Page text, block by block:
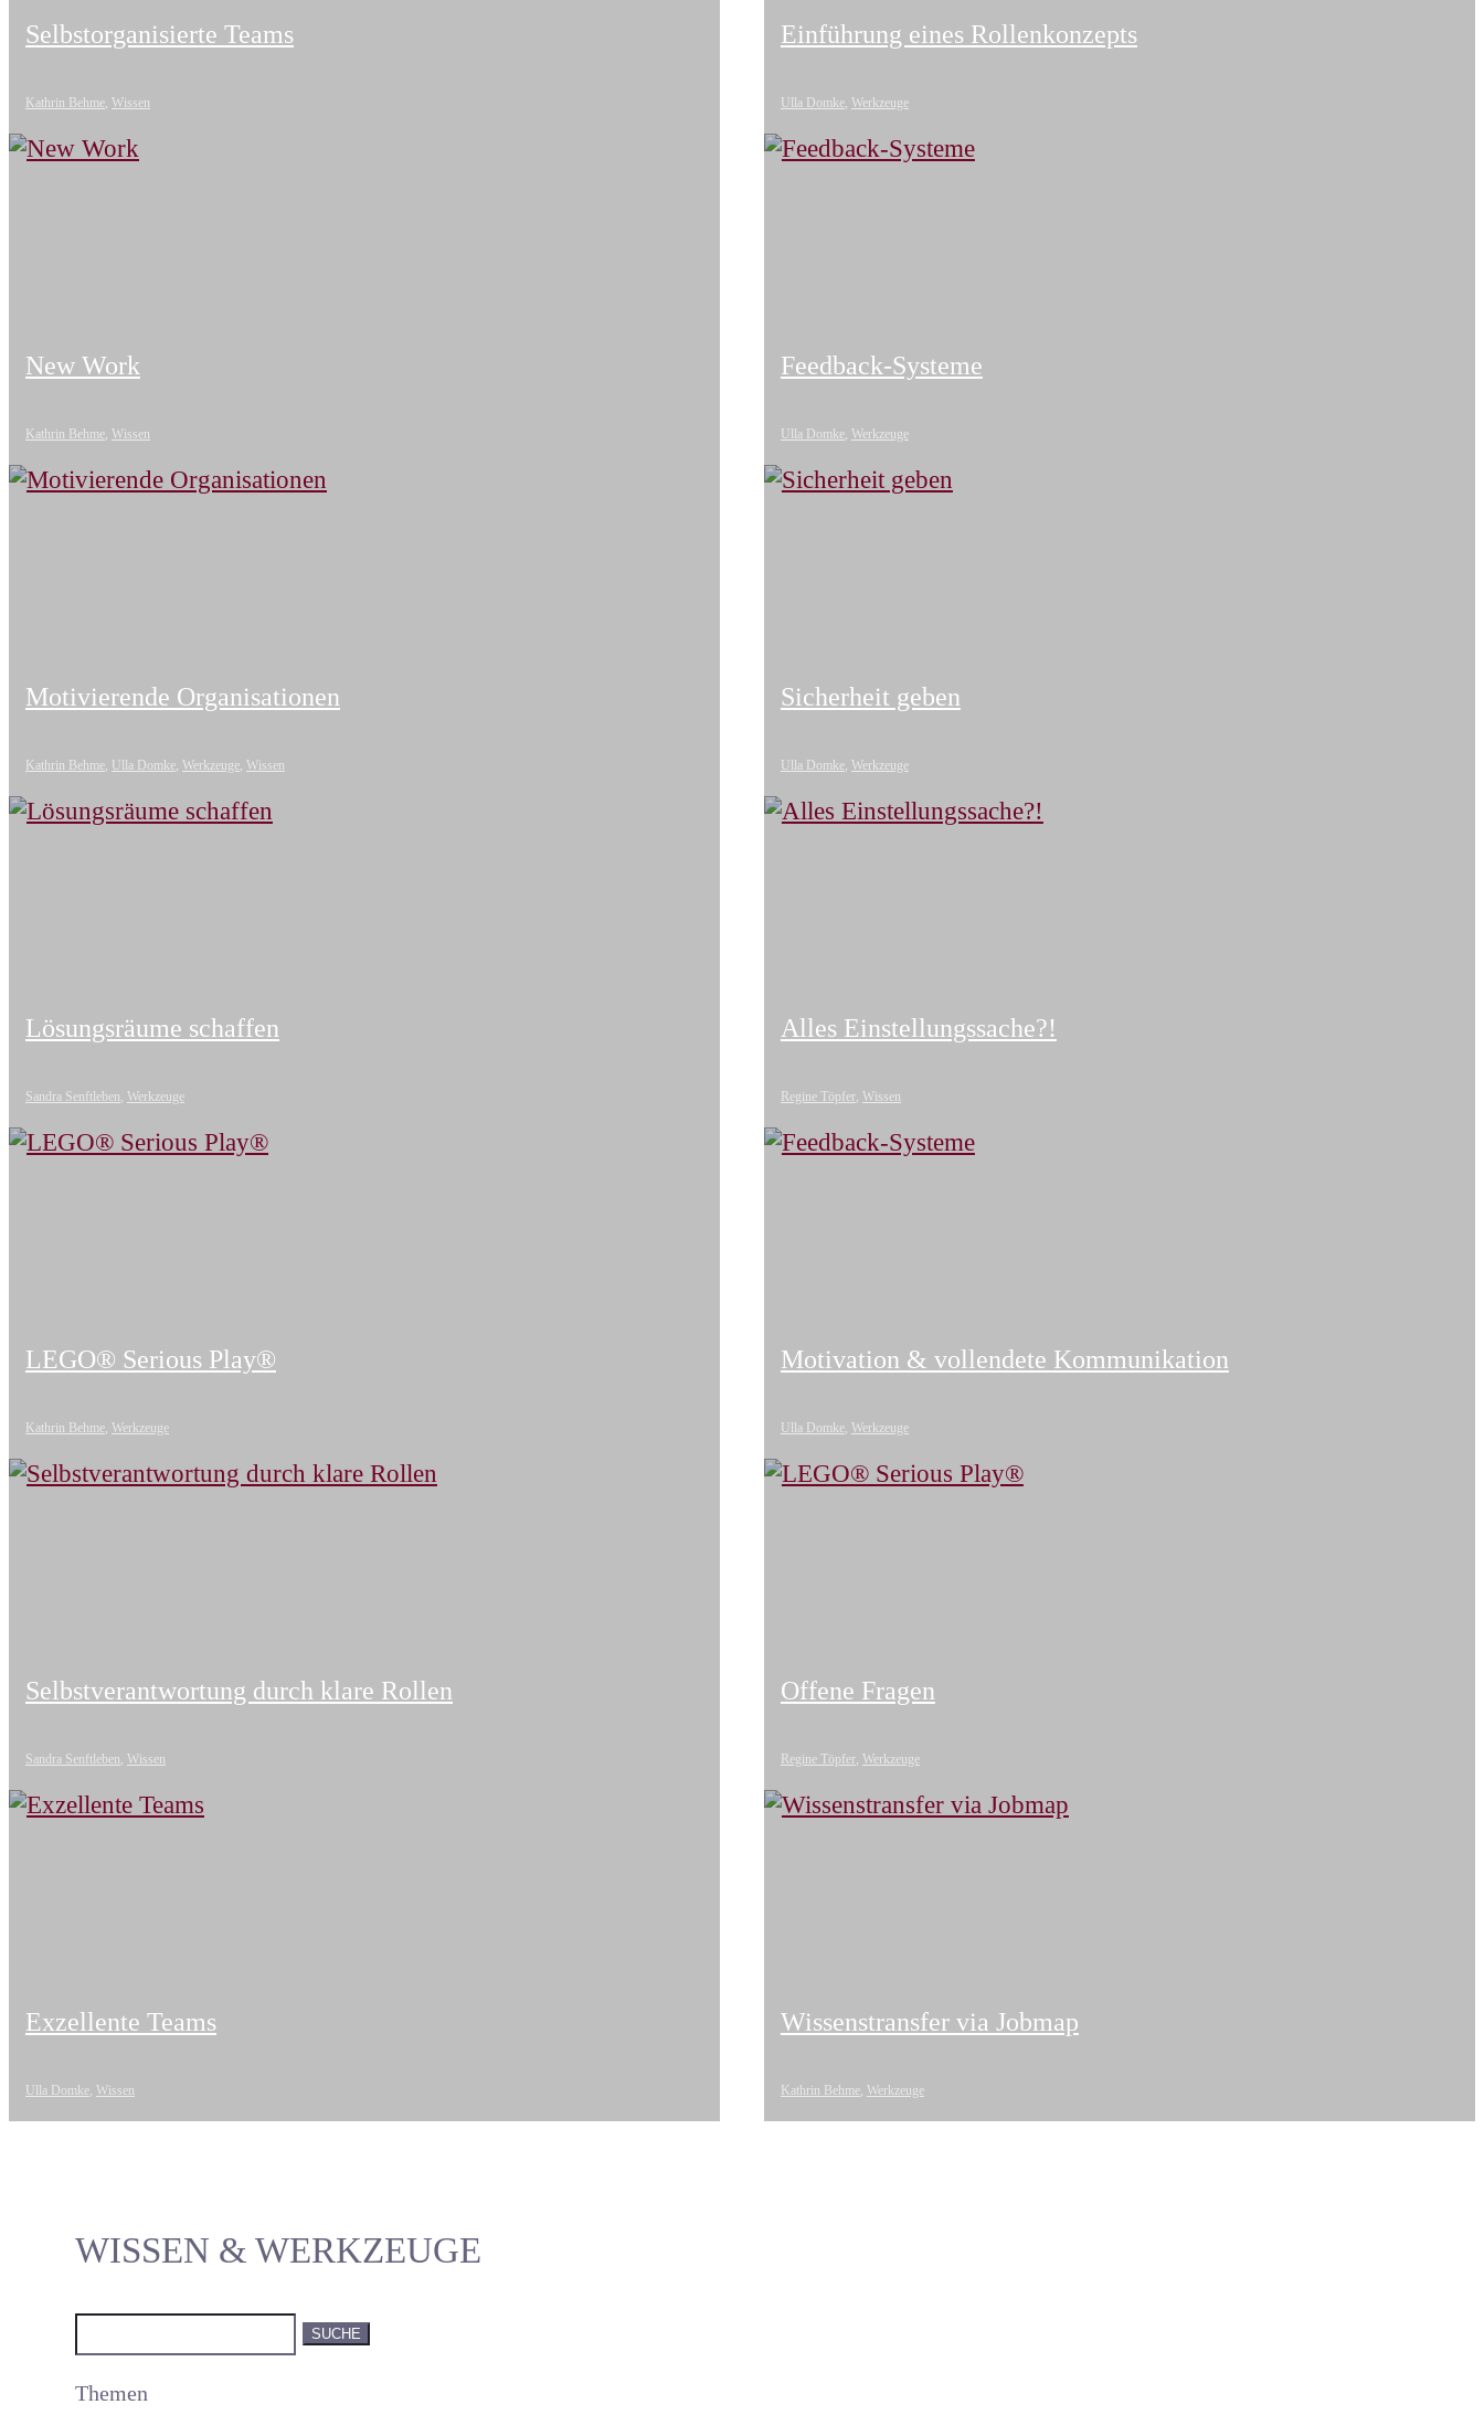
Selbstorganisierte Teams
Kathrin Behme, Wissen
Einführung eines Rollenkonzepts
Ulla Domke, Werkzeuge
New Work
Kathrin Behme, Wissen
Feedback-Systeme
Ulla Domke, Werkzeuge
Motivierende Organisationen
Kathrin Behme, Ulla Domke, Werkzeuge, Wissen
Sicherheit geben
Ulla Domke, Werkzeuge
Lösungsräume schaffen
Sandra Senftleben, Werkzeuge
Alles Einstellungssache?!
Regine Töpfer, Wissen
LEGO® Serious Play®
Kathrin Behme, Werkzeuge
Motivation & vollendete Kommunikation
Ulla Domke, Werkzeuge
Selbstverantwortung durch klare Rollen
Sandra Senftleben, Wissen
Offene Fragen
Regine Töpfer, Werkzeuge
Exzellente Teams
Ulla Domke, Wissen
Wissenstransfer via Jobmap
Kathrin Behme, Werkzeuge
WISSEN & WERKZEUGE
nach:
Themen